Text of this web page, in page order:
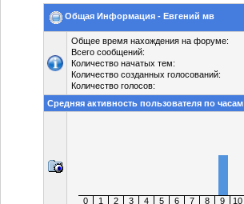
Общая Информация - Евгений мв
Общее время нахождения на форуме:
Всего сообщений:
Количество начатых тем:
Количество созданных голосований:
Количество голосов:
Средняя активность пользователя по часам
0 1 2 3 4 5 6 7 8 9 10